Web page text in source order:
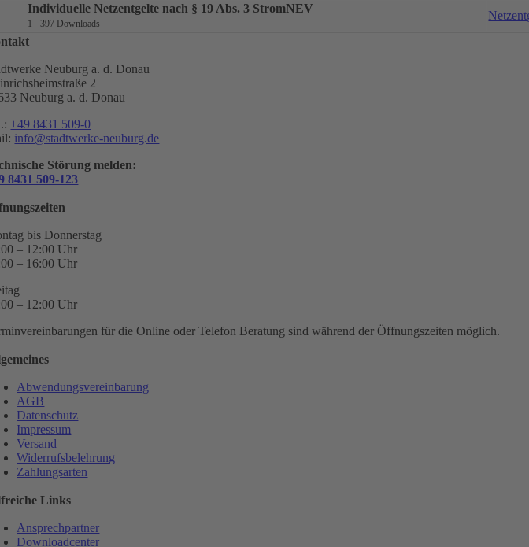
Individuelle Netzentgelte nach § 19 Abs. 3 StromNEV
1 397 Downloads
Neuburg a. d. Donau
2
Neuburg a. d. Donau
+49 8431 509-0
info@stadtwerke-neuburg.de
Störung melden:
8431 509-123
bis Donnerstag
– 12:00 Uhr
– 16:00 Uhr
– 12:00 Uhr
für die Online oder Telefon Beratung sind während der Öffnungszeiten möglich.
Abwendungsvereinbarung
AGB
Datenschutz
Impressum
Versand
Widerrufsbelehrung
Zahlungsarten
Links
Ansprechpartner
Downloadcenter